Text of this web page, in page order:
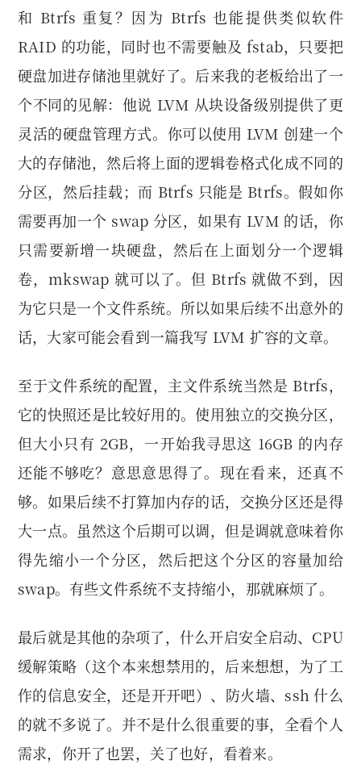
和 Btrfs 重复？因为 Btrfs 也能提供类似软件
RAID 的功能，同时也不需要触及 fstab，只要把
硬盘加进存储池里就好了。后来我的老板给出了一
个不同的见解：他说 LVM 从块设备级别提供了更
灵活的硬盘管理方式。你可以使用 LVM 创建一个
大的存储池，然后将上面的逻辑卷格式化成不同的
分区，然后挂载；而 Btrfs 只能是 Btrfs。假如你
需要再加一个 swap 分区，如果有 LVM 的话，你
只需要新增一块硬盘，然后在上面划分一个逻辑
卷，mkswap 就可以了。但 Btrfs 就做不到，因
为它只是一个文件系统。所以如果后续不出意外的
话，大家可能会看到一篇我写 LVM 扩容的文章。
至于文件系统的配置，主文件系统当然是 Btrfs，
它的快照还是比较好用的。使用独立的交换分区，
但大小只有 2GB，一开始我寻思这 16GB 的内存
还能不够吃？意思意思得了。现在看来，还真不
够。如果后续不打算加内存的话，交换分区还是得
大一点。虽然这个后期可以调，但是调就意味着你
得先缩小一个分区，然后把这个分区的容量加给
swap。有些文件系统不支持缩小，那就麻烦了。
最后就是其他的杂项了，什么开启安全启动、CPU
缓解策略（这个本来想禁用的，后来想想，为了工
作的信息安全，还是开开吧）、防火墙、ssh 什么
的就不多说了。并不是什么很重要的事，全看个人
需求，你开了也罢，关了也好，看着来。